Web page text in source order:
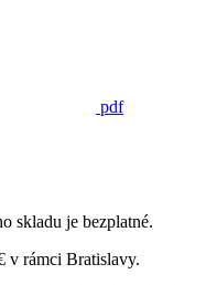
pdf
skladu je bezplatné.
v rámci Bratislavy.